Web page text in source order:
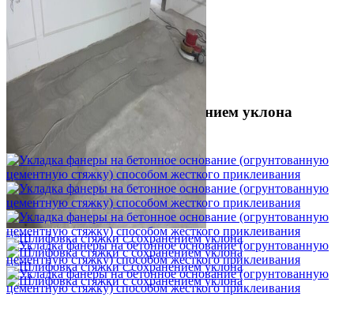
Шлифовка стяжки с сохранением уклона
1 500 ₽